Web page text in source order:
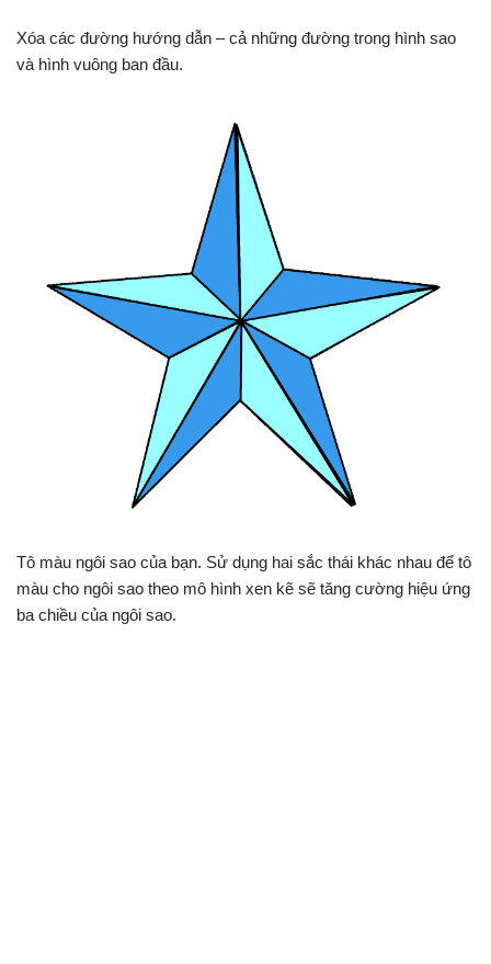
Xóa các đường hướng dẫn – cả những đường trong hình sao
và hình vuông ban đầu.
Tô màu ngôi sao của bạn. Sử dụng hai sắc thái khác nhau để tô
màu cho ngôi sao theo mô hình xen kẽ sẽ tăng cường hiệu ứng
ba chiều của ngôi sao.